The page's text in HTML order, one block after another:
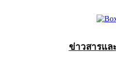
ข่าวสารแล